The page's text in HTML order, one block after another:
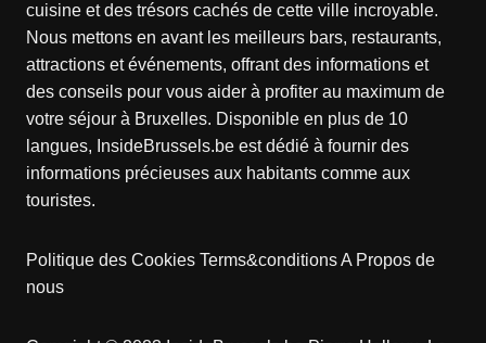
cuisine et des trésors cachés de cette ville incroyable.
Nous mettons en avant les meilleurs bars, restaurants,
attractions et événements, offrant des informations et
des conseils pour vous aider à profiter au maximum de
votre séjour à Bruxelles. Disponible en plus de 10
langues, InsideBrussels.be est dédié à fournir des
informations précieuses aux habitants comme aux
touristes.
Politique des Cookies Terms&conditionsA Propos de
nous